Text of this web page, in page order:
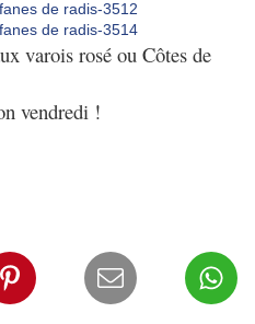
varois rosé ou Côtes de
vendredi !